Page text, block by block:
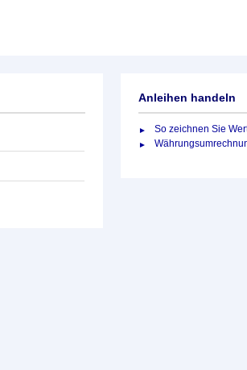
Anleihen handeln
So zeichnen Sie